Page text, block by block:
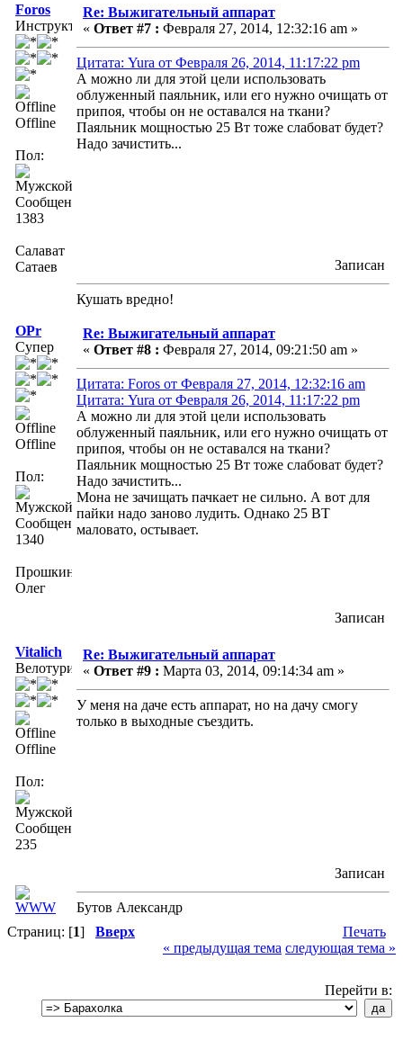
Foros
Инструктор
Offline
Пол:
Сообщений:
1383
Салават
Сатаев
Re: Выжигательный аппарат
« Ответ #7 : Февраля 27, 2014, 12:32:16 am »
Цитата: Yura от Февраля 26, 2014, 11:17:22 pm
А можно ли для этой цели использовать
облуженный паяльник, или его нужно очищать от
припоя, чтобы он не оставался на ткани?
Паяльник мощностью 25 Вт тоже слабоват будет?
Надо зачистить...
Записан
Кушать вредно!
OPr
Супер
Offline
Пол:
Сообщений:
1340
Прошкин
Олег
Re: Выжигательный аппарат
« Ответ #8 : Февраля 27, 2014, 09:21:50 am »
Цитата: Foros от Февраля 27, 2014, 12:32:16 am
Цитата: Yura от Февраля 26, 2014, 11:17:22 pm
А можно ли для этой цели использовать
облуженный паяльник, или его нужно очищать от
припоя, чтобы он не оставался на ткани?
Паяльник мощностью 25 Вт тоже слабоват будет?
Надо зачистить...
Мона не зачищать пачкает не сильно. А вот для
пайки надо заново лудить. Однако 25 ВТ
маловато, остывает.
Записан
Vitalich
Велотурист
Offline
Пол:
Сообщений:
235
Re: Выжигательный аппарат
« Ответ #9 : Марта 03, 2014, 09:14:34 am »
У меня на даче есть аппарат, но на дачу смогу
только в выходные съездить.
Записан
Бутов Александр
Страниц: [1] Вверх
Печать
« предыдущая тема следующая тема »
Перейти в: